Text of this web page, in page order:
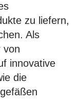
zu liefern,
Als
von
innovative
die